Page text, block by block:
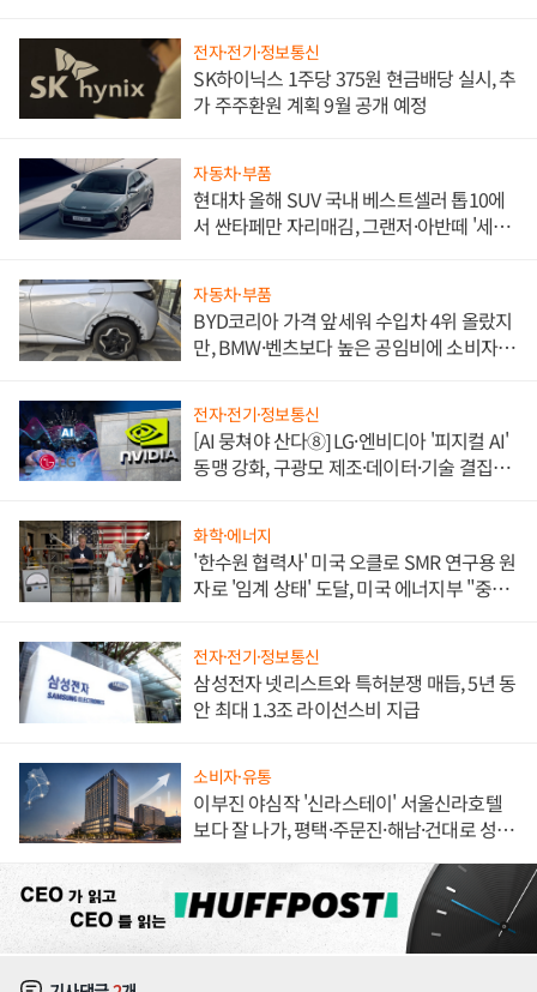
전자·전기·정보통신
SK하이닉스 1주당 375원 현금배당 실시, 추
가 주주환원 계획 9월 공개 예정
자동차·부품
현대차 올해 SUV 국내 베스트셀러 톱10에
서 싼타페만 자리매김, 그랜저·아반떼 '세단
자동차·부품
BYD코리아 가격 앞세워 수입차 4위 올랐지
만, BMW·벤츠보다 높은 공임비에 소비자
전자·전기·정보통신
[AI 뭉쳐야 산다⑧] LG·엔비디아 '피지컬 AI'
동맹 강화, 구광모 제조·데이터·기술 결집
화학·에너지
'한수원 협력사' 미국 오클로 SMR 연구용 원
자로 '임계 상태' 도달, 미국 에너지부 "중요
전자·전기·정보통신
삼성전자 넷리스트와 특허분쟁 매듭, 5년 동
안 최대 1.3조 라이선스비 지급
소비자·유통
이부진 야심작 '신라스테이' 서울신라호텔
보다 잘 나가, 평택·주문진·해남·건대로 성